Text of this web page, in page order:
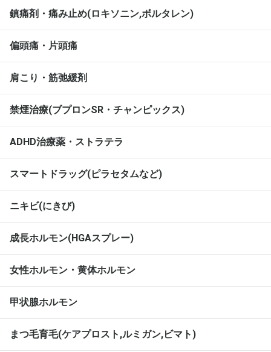
鎮痛剤・痛み止め(ロキソニン,ボルタレン)
偏頭痛・片頭痛
肩こり・筋弛緩剤
禁煙治療(ブプロンSR・チャンピックス)
ADHD治療薬・ストラテラ
スマートドラッグ(ピラセタムなど)
ニキビ(にきび)
成長ホルモン(HGAスプレー)
女性ホルモン・黄体ホルモン
甲状腺ホルモン
まつ毛育毛(ケアプロスト,ルミガン,ビマト)